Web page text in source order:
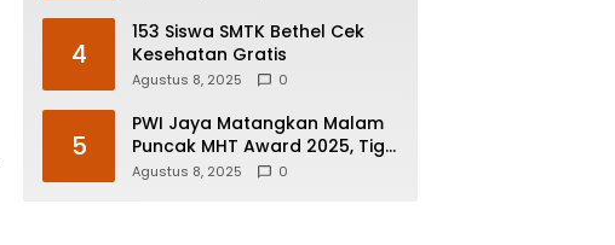
4
153 Siswa SMTK Bethel Cek
Kesehatan Gratis
Agustus 8, 2025 0
5
PWI Jaya Matangkan Malam
Puncak MHT Award 2025, Tiga
Nominee di Tujuh Kategori
Agustus 8, 2025 0